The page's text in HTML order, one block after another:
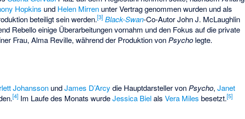
Hopkins und Helen Mirren unter Vertrag genommen wurden und als
beteiligt sein werden.[3] Black-Swan-Co-Autor John J. McLaughlin
Rebello einige Überarbeitungen vornahm und den Fokus auf die private
Frau, Alma Reville, während der Produktion von Psycho legte.
Johansson undJames D’Arcy die Hauptdarsteller von Psycho,Janet
[4] Im Laufe des Monats wurdeJessica BielalsVera Miles besetzt.[5]